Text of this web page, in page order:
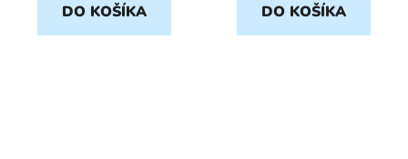
DO KOŠÍKA DO KOŠÍKA